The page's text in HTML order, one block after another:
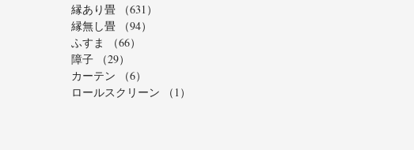
縁あり畳 （631）
縁無し畳
（94）
ふすま
（66）
障子
（29）
カーテン
（6）
ロールスクリーン
（1）